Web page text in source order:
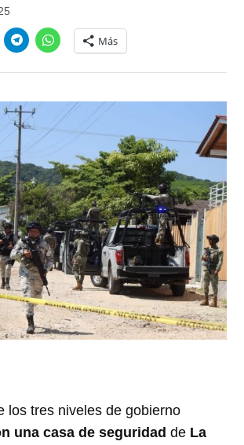
Más
los tres niveles de gobierno
una casa de seguridad de La